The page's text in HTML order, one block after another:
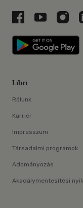
Libri aLibri a
Libri
Rólunk
Karrier
Impresszum
Társadalmi programok
Adományozás
Akadálymentesítési